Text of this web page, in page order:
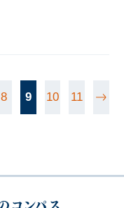
8 9 10 11